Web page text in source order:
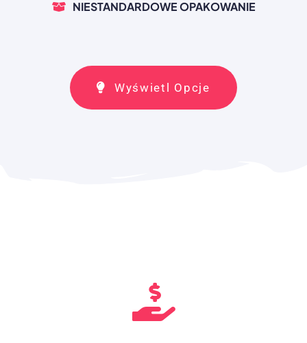
NIESTANDARDOWE OPAKOWANIE
Wyświetl Opcje